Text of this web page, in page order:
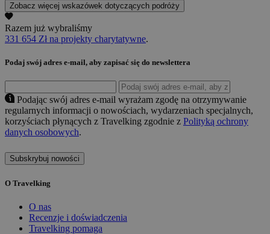
Zobacz więcej wskazówek dotyczących podróży
Razem już wybraliśmy
331 654 Zł na projekty charytatywne.
Podaj swój adres e-mail, aby zapisać się do newslettera
Podając swój adres e-mail wyrażam zgodę na otrzymywanie
regularnych informacji o nowościach, wydarzeniach specjalnych,
korzyściach płynących z Travelking zgodnie z Polityką ochrony
danych osobowych.
Subskrybuj nowości
O Travelking
O nas
Recenzje i doświadczenia
Travelking pomaga